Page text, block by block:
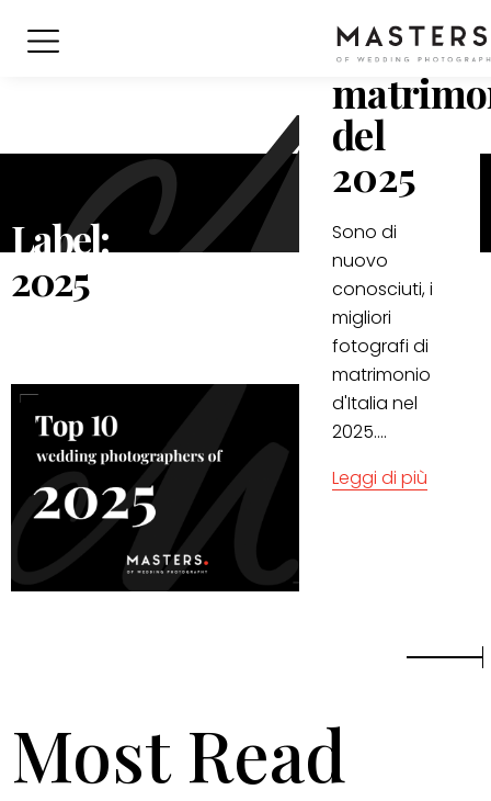
Label:
2025
di
del
2025
Sono di
nuovo
conosciuti, i
migliori
fotografi di
matrimonio
d'Italia nel
2025....
Leggi di più
Most Read